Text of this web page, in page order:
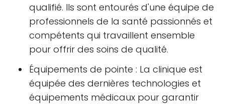
qualifié. Ils sont entourés d'une équipe de
professionnels de la santé passionnés et
compétents qui travaillent ensemble
pour offrir des soins de qualité.
Équipements de pointe : La clinique est
équipée des dernières technologies et
équipements médicaux pour garantir